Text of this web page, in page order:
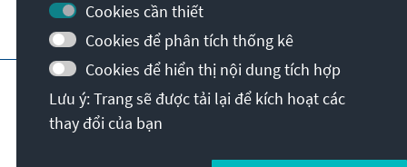
Các chương trình khác của Quỹ
Vết Bảo mật
Điều khoản sử dụng
Erklärung zur Barrierefreiheit
Barriere melden
© Konrad-Adenauer-Stiftung e.V. 2026
Cookies cần thiết
Cookies để phân tích thống kê
Cookies để hiển thị nội dung tích hợp
Lưu ý: Trang sẽ được tải lại để kích hoạt các
thay đổi của bạn